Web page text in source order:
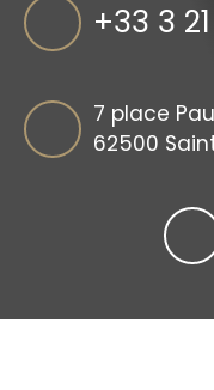
+33 3
7 place
62500